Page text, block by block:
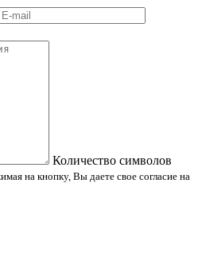
Количество символов
на кнопку, Вы даете свое согласие на